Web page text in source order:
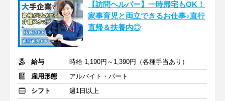
【訪問ヘルパー】一時帰宅もOK！
家事育児と両立できるお仕事♪直行
直帰＆扶養内◎
給与
時給 1,190円～1,390円（各種手当あり）
雇用形態
アルバイト・パート
シフト
週1日以上